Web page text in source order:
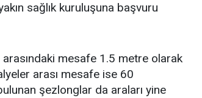
sağlık kuruluşuna başvuru
mesafe 1.5 metre olarak
arası mesafe ise 60
şezlonglar da araları yine